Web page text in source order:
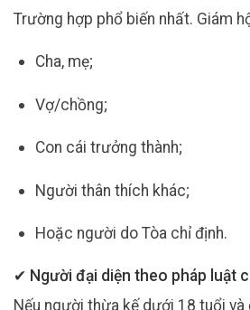
Trường hợp phổ biến nhất. Giám
Cha, mẹ;
Vợ/chồng;
Con cái trưởng thành;
Người thân thích khác;
Hoặc người do Tòa chỉ định.
✔ Người đại diện theo pháp luật
Nếu người thừa kế dưới 18 tuổi